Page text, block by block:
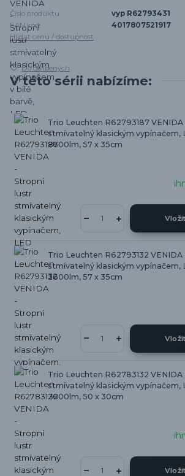
Číslo produktu:
vyp R62793431
EAN kód:
4017807521917
Hlídat cenu / dostupnost
Do oblíbených
V této sérii nabízíme:
Trio Leuchten R62793187
stmívatelný klasickým vypínačem,
2600lm, 57 x 35cm
Trio Leuchten R62793132
stmívatelný klasickým vypínačem,
2600lm, 57 x 35cm
Trio Leuchten R62783132
stmívatelný klasickým vypínačem,
2600lm, 50 x 30cm